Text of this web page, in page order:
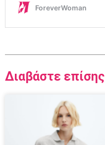
Διαβάστε επίσης